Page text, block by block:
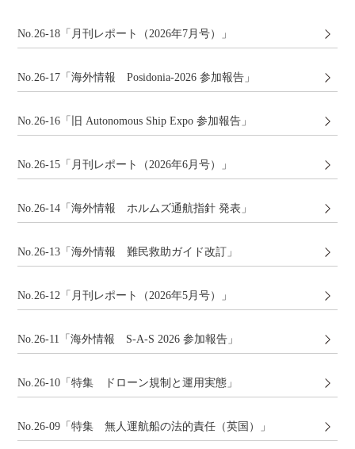
No.26-18「月刊レポート（2026年7月号）」
No.26-17「海外情報 Posidonia-2026 参加報告」
No.26-16「旧 Autonomous Ship Expo 参加報告」
No.26-15「月刊レポート（2026年6月号）」
No.26-14「海外情報 ホルムズ通航指針 発表」
No.26-13「海外情報 難民救助ガイド改訂」
No.26-12「月刊レポート（2026年5月号）」
No.26-11「海外情報 S-A-S 2026 参加報告」
No.26-10「特集 ドローン規制と運用実態」
No.26-09「特集 無人運航船の法的責任（英国）」